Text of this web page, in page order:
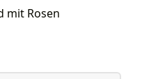
mit Rosen